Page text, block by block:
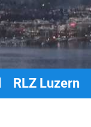
RLZ Luzern